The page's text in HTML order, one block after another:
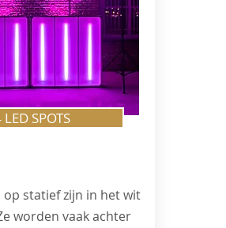
LED SPOTS
op statief zijn in het wit
worden vaak achter